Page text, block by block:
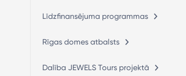
Līdzfinansējuma programmas
Rīgas domes atbalsts
Dalība JEWELS Tours projektā